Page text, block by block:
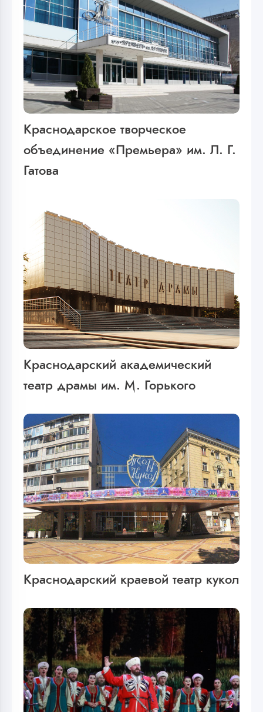
Краснодарское творческое
объединение «Премьера» им. Л. Г.
Гатова
Краснодарский академический
театр драмы им. М. Горького
Краснодарский краевой театр кукол